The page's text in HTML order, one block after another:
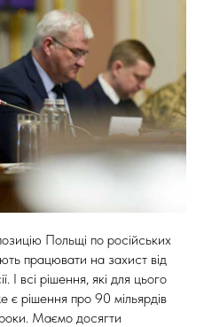
Польщі по російських
працювати на захист від
І всі рішення, які для цього
є рішення про 90 мільярдів
Маємо досягти